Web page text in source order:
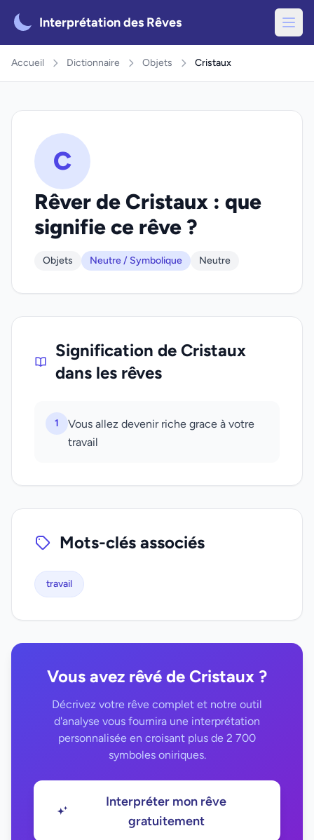
Interprétation des Rêves
Accueil Dictionnaire Objets Cristaux
C
Rêver de Cristaux : que
signifie ce rêve ?
Objets Neutre / Symbolique Neutre
Signification de Cristaux
dans les rêves
1
Vous allez devenir riche grace à votre
travail
Mots-clés associés
travail
Vous avez rêvé de Cristaux ?
Décrivez votre rêve complet et notre outil
d'analyse vous fournira une interprétation
personnalisée en croisant plus de 2 700
symboles oniriques.
Interpréter mon rêve
gratuitement